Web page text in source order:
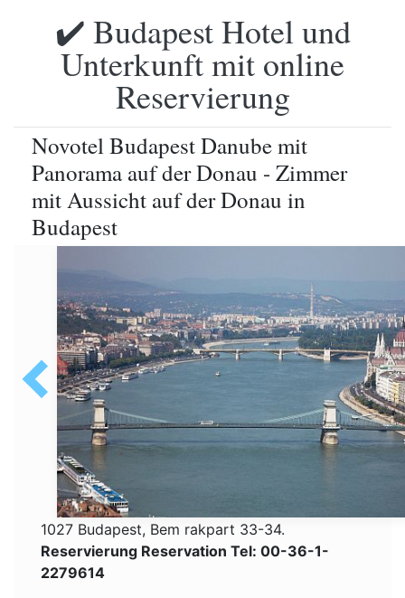
✔️ Budapest Hotel und
Unterkunft mit online
Reservierung
Novotel Budapest Danube mit
Panorama auf der Donau - Zimmer
mit Aussicht auf der Donau in
Budapest
1027 Budapest, Bem rakpart 33-34.
Reservierung Reservation Tel: 00-36-1-
2279614